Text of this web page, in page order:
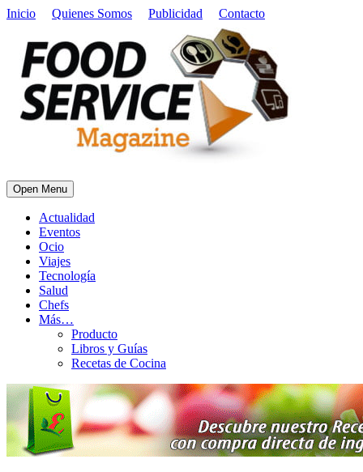
Inicio Quienes Somos Publicidad Contacto
Open Menu
Actualidad
Eventos
Ocio
Viajes
Tecnología
Salud
Chefs
Más…
Producto
Libros y Guías
Recetas de Cocina